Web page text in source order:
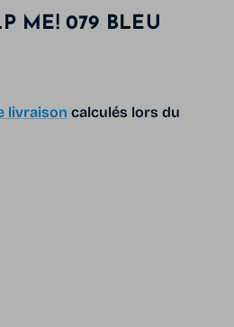
ME! 079 BLEU
livraison calculés lors du